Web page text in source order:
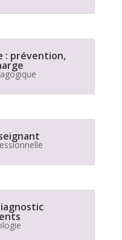
: prévention,